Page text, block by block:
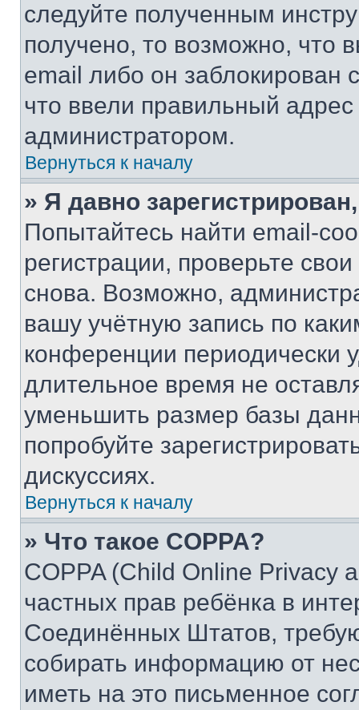
следуйте полученным
получено, то возможно, что
email либо он
что ввели правильный адрес
администратором.
Вернуться к началу
» Я давно
Попытайтесь найти email-
регистрации, проверьте
снова. Возможно,
вашу учётную запись по
конференции периодически
длительное время не
уменьшить размер базы
попробуйте
дискуссиях.
Вернуться к началу
» Что такое COPPA?
COPPA (Child Online Privacy
частных прав ребёнка в
Соединённых Штатов,
собирать информацию от
иметь на это письменное